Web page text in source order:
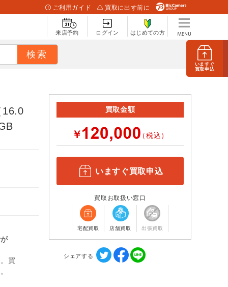
いますぐ
買取申込
ご利用ガイド 買取に出す前に
来店予約 ログイン はじめての方
16.0
買
買取金額
￥ （税込）
いますぐ買取申込
買取お取扱い窓口
宅配買取 店舗買取 出張買取
シェアする